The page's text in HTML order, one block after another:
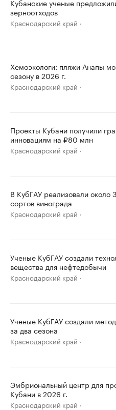
Кубанские ученые
зерноотходов
Краснодарский край
Хемоэкологи: пляжи Анапы
сезону в 2026 г.
Краснодарский край
Проекты Кубани получили
инновациям на ₽80 млн
Краснодарский край
В КубГАУ реализовали около
сортов винограда
Краснодарский край
Ученые КубГАУ создали
вещества для нефтедобычи
Краснодарский край
Ученые КубГАУ создали
за два сезона
Краснодарский край
Эмбриональный центр для
Кубани в 2026 г.
Краснодарский край